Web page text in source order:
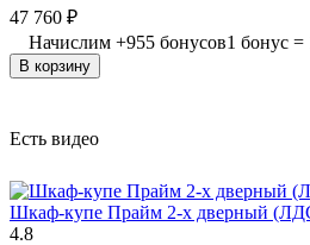
47 760 ₽
Начислим +955 бонусов1 бонус =
В корзину
Есть видео
Шкаф-купе Прайм 2-х дверный
4.8